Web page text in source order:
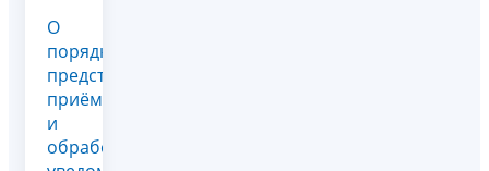
О
порядке
представления,
приёма
и
обработки